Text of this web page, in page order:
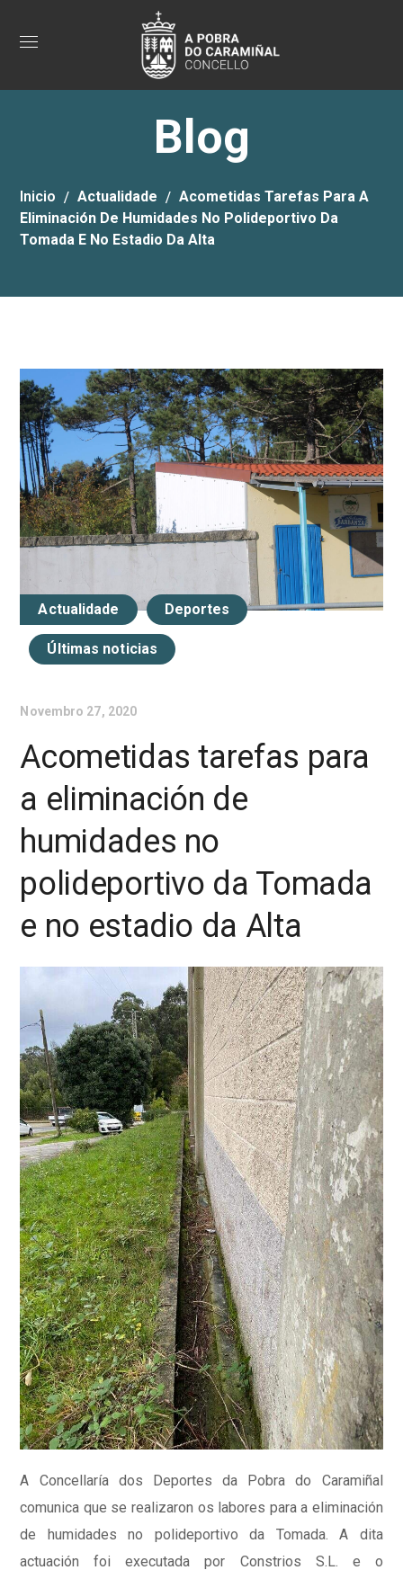
Blog
Inicio Actualidade
Acometidas Tarefas Para A
Eliminación De Humidades No Polideportivo Da
Tomada E No Estadio Da Alta
Actualidade Deportes
Últimas noticias
Novembro 27, 2020
Acometidas tarefas para
a eliminación de
humidades no
polideportivo da Tomada
e no estadio da Alta
A Concellaría dos Deportes da Pobra do Caramiñal
comunica que se realizaron os labores para a eliminación
de humidades no polideportivo da Tomada. A dita
actuación foi executada por Constrios S.L. e o